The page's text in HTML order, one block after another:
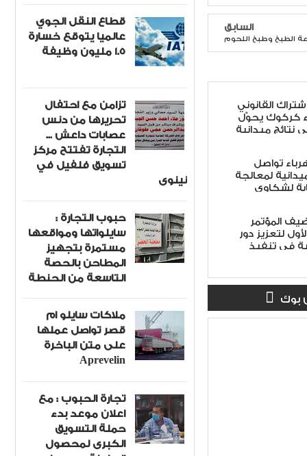
السابق
القانوني
كركوك يحوّل
نتائج ميدانية
تواصل
لمعالجة
لشكاوى
المؤتمر
لتعزيز دور
في تنفيذ
بوك
قطاع النقل الجوي
عالميا يتوقع خسارة
1.5 مليون وظيفة
تزامن مع احتفال
تحريرها من دنس
عصابات داعش ...
التجارة تفتتح مركز
تسويق فلفيل في
نينوى
حبوب التجارة :
سايلواتها ومواقعها
مستمرة بتجهيز
المطاحن بالحصة
التاسعة من الحنطة
ملاكات سايلو ام
قصر تواصل عملها
على متن الباخرة
Aprevelin
تجارة الحبوب : مع
اعلان موعد بدء
حملة التسويق
الكبرى لمحصول